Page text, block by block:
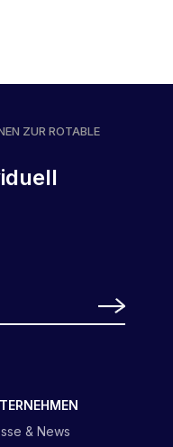
ZUR ROTABLE
& News